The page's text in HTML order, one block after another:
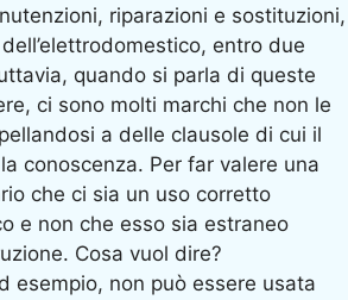
riparazioni e sostituzioni,
entro due
quando si parla di queste
ci sono molti marchi che non le
a delle clausole di cui il
conoscenza. Per far valere una
che ci sia un uso corretto
e non che esso sia estraneo
Cosa vuol dire?
esempio, non può essere usata